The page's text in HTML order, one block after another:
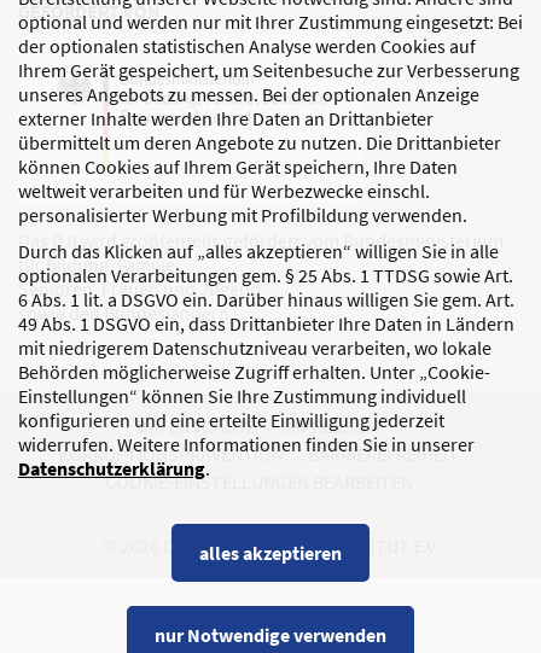
optional und werden nur mit Ihrer Zustimmung eingesetzt: Bei
der optionalen statistischen Analyse werden Cookies auf
Ihrem Gerät gespeichert, um Seitenbesuche zur Verbesserung
unseres Angebots zu messen. Bei der optionalen Anzeige
externer Inhalte werden Ihre Daten an Drittanbieter
übermittelt um deren Angebote zu nutzen. Die Drittanbieter
können Cookies auf Ihrem Gerät speichern, Ihre Daten
weltweit verarbeiten und für Werbezwecke einschl.
personalisierter Werbung mit Profilbildung verwenden.
Durch das Klicken auf „alles akzeptieren“ willigen Sie in alle
optionalen Verarbeitungen gem. § 25 Abs. 1 TTDSG sowie Art.
6 Abs. 1 lit. a DSGVO ein. Darüber hinaus willigen Sie gem. Art.
49 Abs. 1 DSGVO ein, dass Drittanbieter Ihre Daten in Ländern
mit niedrigerem Datenschutzniveau verarbeiten, wo lokale
Behörden möglicherweise Zugriff erhalten. Unter „Cookie-
Einstellungen“ können Sie Ihre Zustimmung individuell
konfigurieren und eine erteilte Einwilligung jederzeit
widerrufen. Weitere Informationen finden Sie in unserer
Datenschutzerklärung.
alles akzeptieren
nur Notwendige verwenden
GEFÖRDERT VON
Das DJI wird größtenteils gefördert vom Bundesministerium
für Bildung, Familie,
Senioren, Frauen und Jugend
sowie den Bundesländern.
DATENSCHUTZ
IMPRESSUM
KORRUPTIONSPRÄVENTION
BARRIEREFREIHEIT
COOKIE-EINSTELLUNGEN BEARBEITEN
© 2026 DEUTSCHES JUGENDINSTITUT E.V.